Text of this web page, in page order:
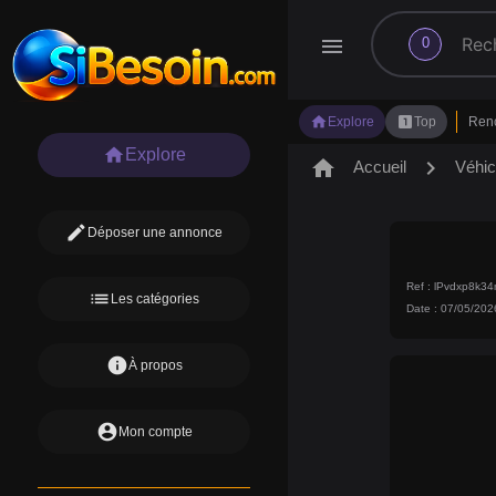
menu 0
search
home Explore looks_oneTop
home Explore
edit Déposer une annonce
list Les catégories
infoÀ propos
account_circle Mon compte
home Accueil chevron_right
Ref :
Date : 07/05/